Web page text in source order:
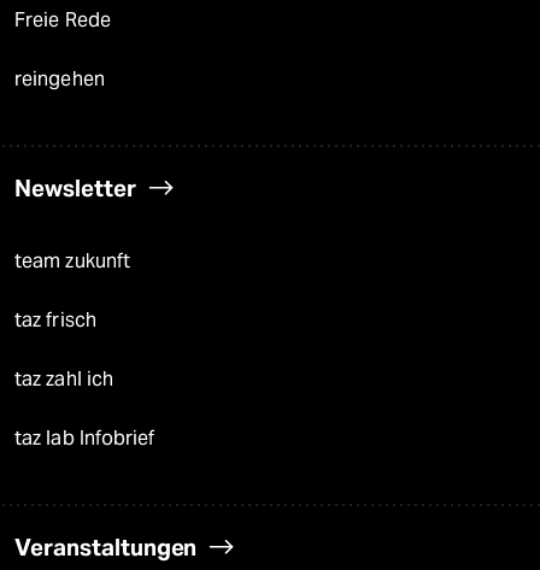
Freie Rede
reingehen
Newsletter
team zukunft
taz frisch
taz zahl ich
taz lab Infobrief
Veranstaltungen